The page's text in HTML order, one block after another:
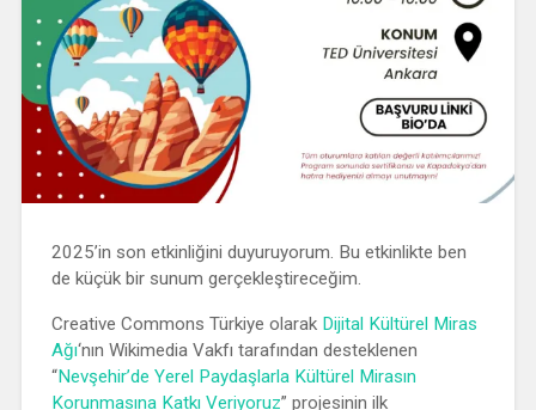
2025’in son etkinliğini duyuruyorum. Bu etkinlikte ben
de küçük bir sunum gerçekleştireceğim.
Creative Commons Türkiye olarak Dijital Kültürel Miras
Ağı‘nın Wikimedia Vakfı tarafından desteklenen
“Nevşehir’de Yerel Paydaşlarla Kültürel Mirasın
Korunmasına Katkı Veriyoruz” projesinin ilk